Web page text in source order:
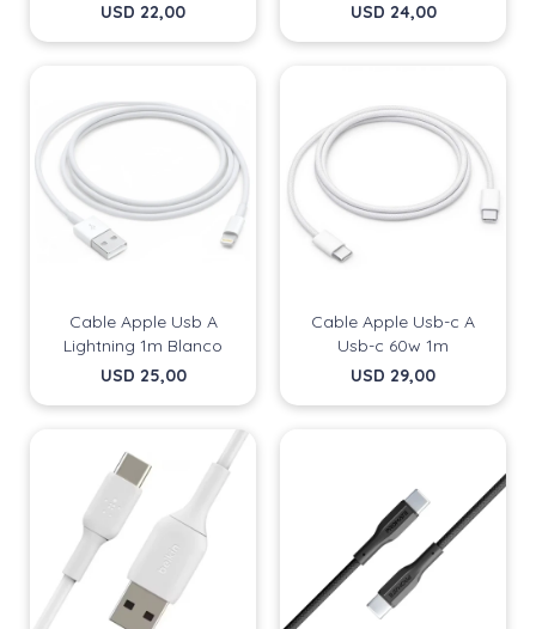
USD 22,00
USD 24,00
Cable Apple Usb A
Lightning 1m Blanco
USD 25,00
Cable Apple Usb-c A
Usb-c 60w 1m
USD 29,00